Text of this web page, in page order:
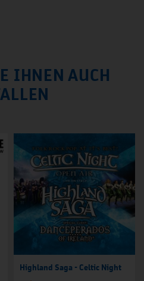
IHNEN AUCH
Highland Saga - Celtic Night